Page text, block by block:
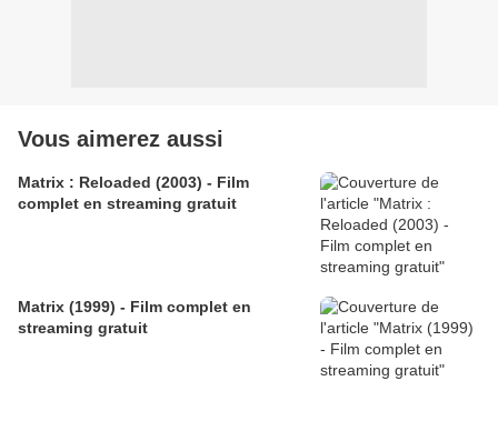
Vous aimerez aussi
Matrix : Reloaded (2003) - Film
complet en streaming gratuit
Matrix (1999) - Film complet en
streaming gratuit